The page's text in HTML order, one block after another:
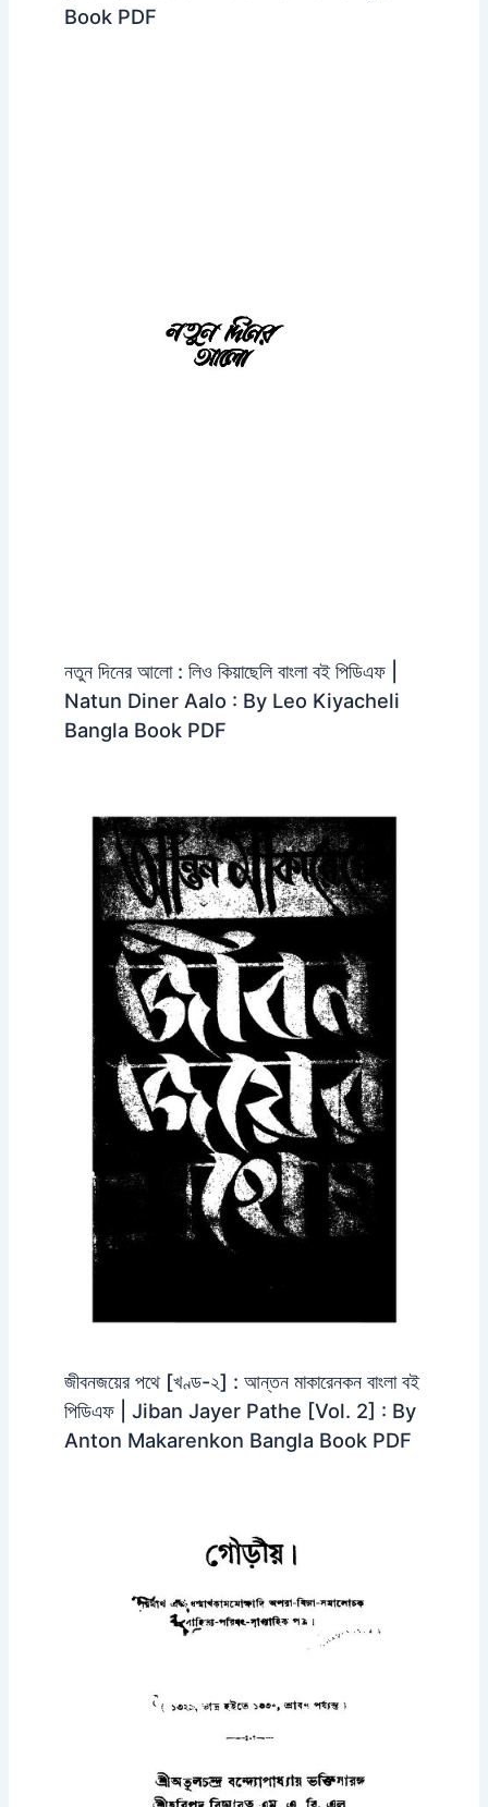
Book PDF
নতুন দিনের আলো : লিও কিয়াছেলি বাংলা বই পিডিএফ |
Natun Diner Aalo : By Leo Kiyacheli
Bangla Book PDF
জীবনজয়ের পথে [খণ্ড-২] : আন্তন মাকারেনকন বাংলা বই
পিডিএফ | Jiban Jayer Pathe [Vol. 2] : By
Anton Makarenkon Bangla Book PDF